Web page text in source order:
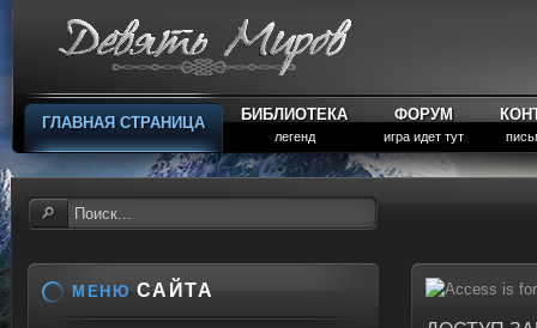
ГЛАВНАЯ СТРАНИЦА БИБЛИОТЕКА
легенд
ФОРУМ
игра идет тут
МЕНЮ САЙТА